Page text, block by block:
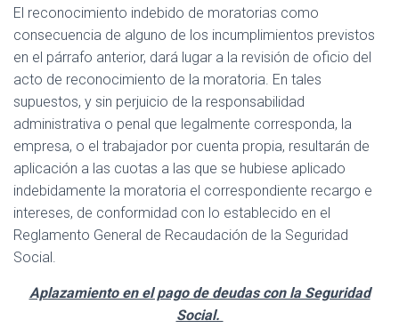
El reconocimiento indebido de moratorias como
consecuencia de alguno de los incumplimientos previstos
en el párrafo anterior, dará lugar a la revisión de oficio del
acto de reconocimiento de la moratoria. En tales
supuestos, y sin perjuicio de la responsabilidad
administrativa o penal que legalmente corresponda, la
empresa, o el trabajador por cuenta propia, resultarán de
aplicación a las cuotas a las que se hubiese aplicado
indebidamente la moratoria el correspondiente recargo e
intereses, de conformidad con lo establecido en el
Reglamento General de Recaudación de la Seguridad
Social.
Aplazamiento en el pago de deudas con la Seguridad
Social.